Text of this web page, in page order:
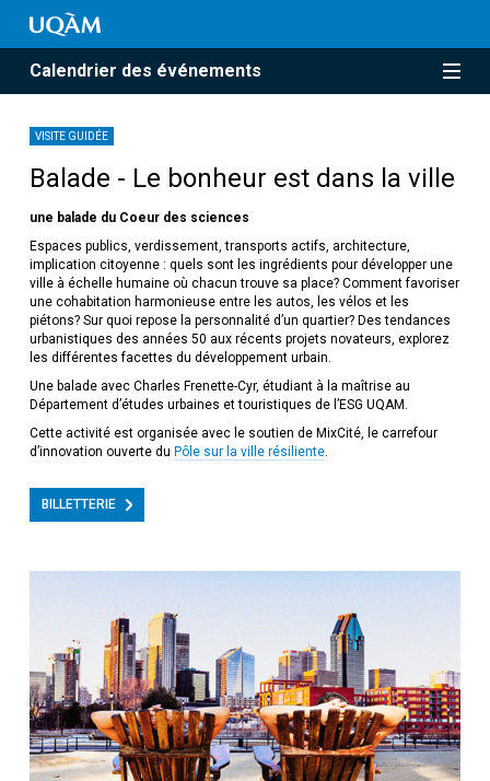
Calendrier des événements
VISITE GUIDÉE
Balade - Le bonheur est dans la ville
une balade du Coeur des sciences
Espaces publics, verdissement, transports actifs, architecture,
implication citoyenne : quels sont les ingrédients pour développer une
ville à échelle humaine où chacun trouve sa place? Comment favoriser
une cohabitation harmonieuse entre les autos, les vélos et les
piétons? Sur quoi repose la personnalité d’un quartier? Des tendances
urbanistiques des années 50 aux récents projets novateurs, explorez
les différentes facettes du développement urbain.
Une balade avec Charles Frenette-Cyr, étudiant à la maîtrise au
Département d’études urbaines et touristiques de l’ESG UQAM.
Cette activité est organisée avec le soutien de MixCité, le carrefour
d’innovation ouverte du Pôle sur la ville résiliente.
BILLETTERIE